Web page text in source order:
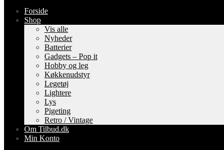
Forside
Shop
Vis alle
Nyheder
Batterier
Gadgets – Pop it
Hobby og leg
Køkkenudstyr
Legetøj
Lightere
Lys
Pigeting
Retro / Vintage
Om Tilbud.dk
Min Konto